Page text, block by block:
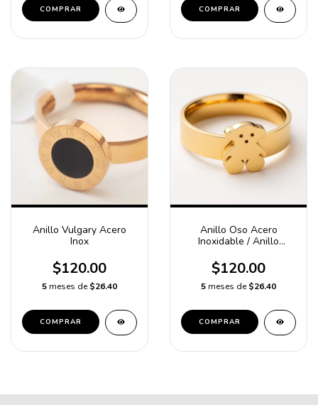
COMPRAR COMPRAR
Anillo Vulgary Acero
Inox
$120.00
5 meses de$26.40
COMPRAR
Anillo Oso Acero
Inoxidable / Anillo
$120.00
5 meses de$26.40
COMPRAR